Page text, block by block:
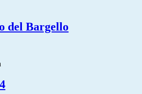
del Bargello